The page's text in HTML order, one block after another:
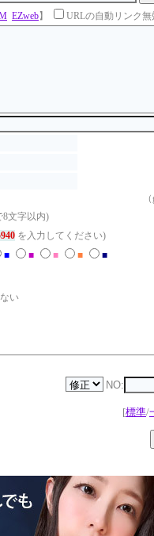
EZweb】 URLの自動リンク無
8文字以内)
を入力してください)
■ ■ ■ ■ ■
い
NO:
[標準/